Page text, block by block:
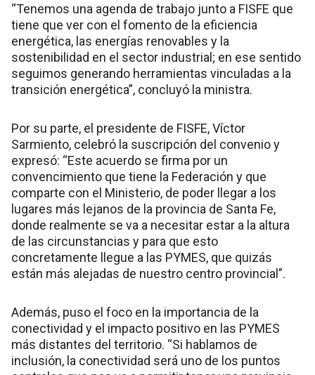
“Tenemos una agenda de trabajo junto a FISFE que
tiene que ver con el fomento de la eficiencia
energética, las energías renovables y la
sostenibilidad en el sector industrial; en ese sentido
seguimos generando herramientas vinculadas a la
transición energética”, concluyó la ministra.
Por su parte, el presidente de FISFE, Víctor
Sarmiento, celebró la suscripción del convenio y
expresó: “Este acuerdo se firma por un
convencimiento que tiene la Federación y que
comparte con el Ministerio, de poder llegar a los
lugares más lejanos de la provincia de Santa Fe,
donde realmente se va a necesitar estar a la altura
de las circunstancias y para que esto
concretamente llegue a las PYMES, que quizás
están más alejadas de nuestro centro provincial”.
Además, puso el foco en la importancia de la
conectividad y el impacto positivo en las PYMES
más distantes del territorio. “Si hablamos de
inclusión, la conectividad será uno de los puntos